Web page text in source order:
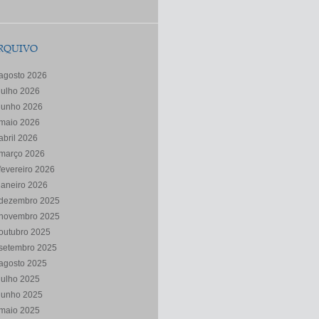
2026
2026
2026
2026
2026
2026
2026
2026
2025
2025
2025
2025
2025
2025
2025
2025